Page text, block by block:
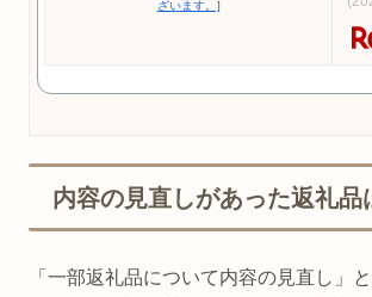
内容の見直しがあった返礼品
「一部返礼品について内容の見直し」